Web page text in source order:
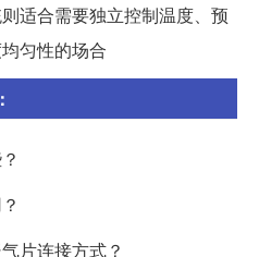
适合需要独立控制温度、预
匀性的场合
片连接方式？